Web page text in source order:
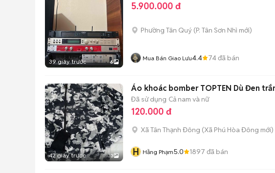
39 giây trước 6
5.900.000 đ
Phường Tân Quý (P. Tân Sơn Nhì mới)
Mua Bán Giao Lưu4.4 74đã bán
42 giây trước 3
Áo khoác bomber TOPTEN Dù Đen
Đã sử dụng Cả nam và nữ
120.000 đ
Xã Tân Thạnh Đông (Xã Phú Hòa Đông mới)
H Hằng Phạm5.0 1897 đã bán